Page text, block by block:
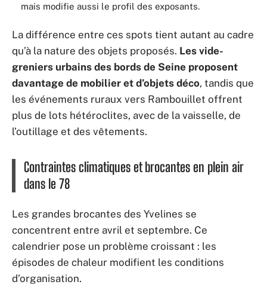
mais modifie aussi le profil des exposants.
La différence entre ces spots tient autant au cadre
qu’à la nature des objets proposés. Les vide-
greniers urbains des bords de Seine proposent
davantage de mobilier et d’objets déco, tandis que
les événements ruraux vers Rambouillet offrent
plus de lots hétéroclites, avec de la vaisselle, de
l’outillage et des vêtements.
Contraintes climatiques et brocantes en plein air
dans le 78
Les grandes brocantes des Yvelines se
concentrent entre avril et septembre. Ce
calendrier pose un problème croissant : les
épisodes de chaleur modifient les conditions
d’organisation.